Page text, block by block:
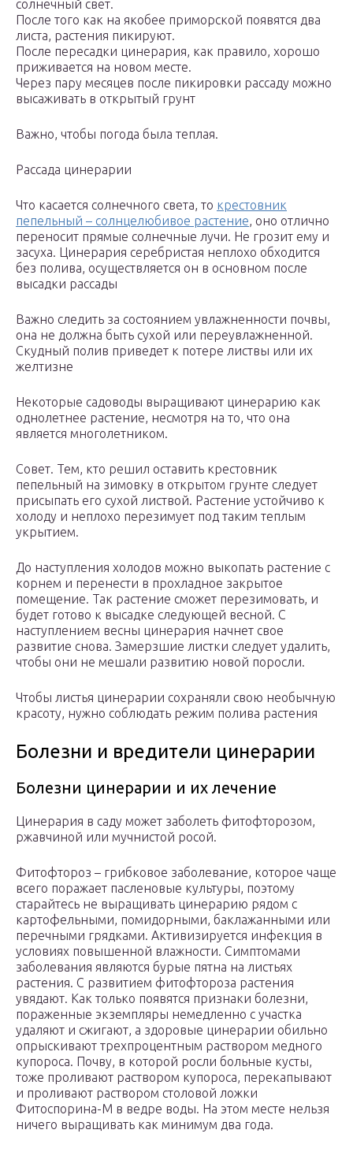
солнечный свет.
После того как на якобее приморской появятся два
листа, растения пикируют.
После пересадки цинерария, как правило, хорошо
приживается на новом месте.
Через пару месяцев после пикировки рассаду можно
высаживать в открытый грунт
Важно, чтобы погода была теплая.
Рассада цинерарии
Что касается солнечного света, то крестовник
пепельный – солнцелюбивое растение, оно отлично
переносит прямые солнечные лучи. Не грозит ему и
засуха. Цинерария серебристая неплохо обходится
без полива, осуществляется он в основном после
высадки рассады
Важно следить за состоянием увлажненности почвы,
она не должна быть сухой или переувлажненной.
Скудный полив приведет к потере листвы или их
желтизне
Некоторые садоводы выращивают цинерарию как
однолетнее растение, несмотря на то, что она
является многолетником.
Совет. Тем, кто решил оставить крестовник
пепельный на зимовку в открытом грунте следует
присыпать его сухой листвой. Растение устойчиво к
холоду и неплохо перезимует под таким теплым
укрытием.
До наступления холодов можно выкопать растение с
корнем и перенести в прохладное закрытое
помещение. Так растение сможет перезимовать, и
будет готово к высадке следующей весной. С
наступлением весны цинерария начнет свое
развитие снова. Замерзшие листки следует удалить,
чтобы они не мешали развитию новой поросли.
Чтобы листья цинерарии сохраняли свою необычную
красоту, нужно соблюдать режим полива растения
Болезни и вредители цинерарии
Болезни цинерарии и их лечение
Цинерария в саду может заболеть фитофторозом,
ржавчиной или мучнистой росой.
Фитофтороз – грибковое заболевание, которое чаще
всего поражает пасленовые культуры, поэтому
старайтесь не выращивать цинерарию рядом с
картофельными, помидорными, баклажанными или
перечными грядками. Активизируется инфекция в
условиях повышенной влажности. Симптомами
заболевания являются бурые пятна на листьях
растения. С развитием фитофтороза растения
увядают. Как только появятся признаки болезни,
пораженные экземпляры немедленно с участка
удаляют и сжигают, а здоровые цинерарии обильно
опрыскивают трехпроцентным раствором медного
купороса. Почву, в которой росли больные кусты,
тоже проливают раствором купороса, перекапывают
и проливают раствором столовой ложки
Фитоспорина-М в ведре воды. На этом месте нельзя
ничего выращивать как минимум два года.